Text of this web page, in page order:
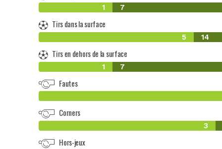
1 7
Tirs dans la surface
5 14
Tirs en dehors de la surface
1 7
Fautes
Corners
3
Hors-jeux